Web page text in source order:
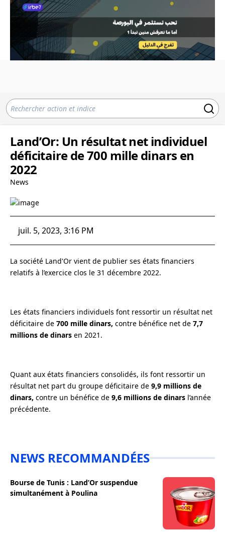
Land’Or: Un résultat net individuel
déficitaire de 700 mille dinars en
2022
News
juil. 5, 2023, 3:16 PM
La société Land'Or vient de publier ses états financiers
relatifs à l’exercice clos le 31 décembre 2022.
Les états financiers individuels font ressortir un résultat net
déficitaire de 700 mille dinars, contre bénéfice net de 7,7
millions de dinars en 2021.
Quant aux états financiers consolidés, ils font ressortir un
résultat net part du groupe déficitaire de 9,9 millions de
dinars, contre un bénéfice de 9,6 millions de dinars l’année
précédente.
NEWS RECOMMANDÉES
Bourse de Tunis : Land’Or suspendue
simultanément à Poulina